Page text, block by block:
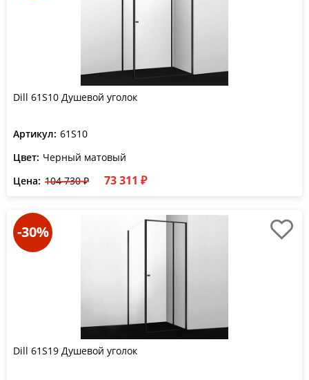
Dill 61S10 Душевой уголок
Артикул: 61S10
Цвет: Черный матовый
Цена: 104 730 ₽ 73 311 ₽
-30%
Dill 61S19 Душевой уголок